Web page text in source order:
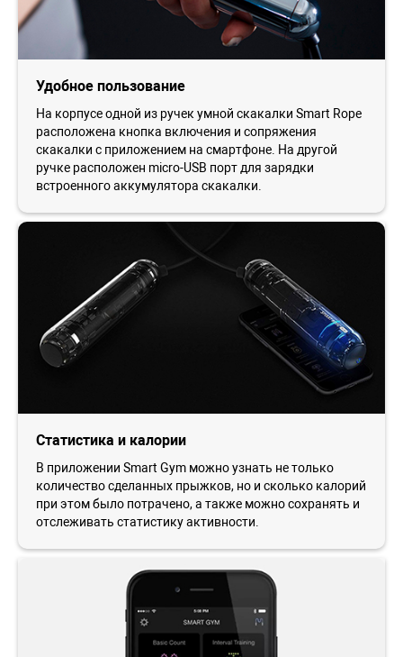
Удобное пользование
На корпусе одной из ручек умной скакалки Smart Rope
расположена кнопка включения и сопряжения
скакалки с приложением на смартфоне. На другой
ручке расположен micro-USB порт для зарядки
встроенного аккумулятора скакалки.
Статистика и калории
В приложении Smart Gym можно узнать не только
количество сделанных прыжков, но и сколько калорий
при этом было потрачено, а также можно сохранять и
отслеживать статистику активности.